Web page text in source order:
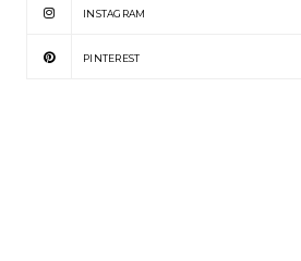
INSTAGRAM
PINTEREST